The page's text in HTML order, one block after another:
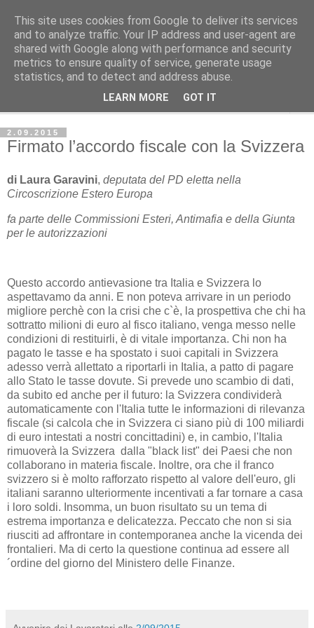
Avvenire dei Lavoratori
ECONOMIA
2.09.2015
Firmato l’accordo fiscale con la Svizzera
di Laura Garavini, deputata del PD eletta nella
Circoscrizione Estero Europa
fa parte delle Commissioni Esteri, Antimafia e della Giunta
per le autorizzazioni
Questo accordo antievasione tra Italia e Svizzera lo
aspettavamo da anni. E non poteva arrivare in un periodo
migliore perchè con la crisi che c`è, la prospettiva che chi ha
sottratto milioni di euro al fisco italiano, venga messo nelle
condizioni di restituirli, è di vitale importanza. Chi non ha
pagato le tasse e ha spostato i suoi capitali in Svizzera
adesso verrà allettato a riportarli in Italia, a patto di pagare
allo Stato le tasse dovute. Si prevede uno scambio di dati,
da subito ed anche per il futuro: la Svizzera condividerà
automaticamente con l'Italia tutte le informazioni di rilevanza
fiscale (si calcola che in Svizzera ci siano più di 100 miliardi
di euro intestati a nostri concittadini) e, in cambio, l'Italia
rimuoverà la Svizzera dalla "black list" dei Paesi che non
collaborano in materia fiscale. Inoltre, ora che il franco
svizzero si è molto rafforzato rispetto al valore dell'euro, gli
italiani saranno ulteriormente incentivati a far tornare a casa
i loro soldi. Insomma, un buon risultato su un tema di
estrema importanza e delicatezza. Peccato che non si sia
riusciti ad affrontare in contemporanea anche la vicenda dei
frontalieri. Ma di certo la questione continua ad essere all
´ordine del giorno del Ministero delle Finanze.
This site uses cookies from Google to deliver its services
and to analyze traffic. Your IP address and user-agent are
shared with Google along with performance and security
metrics to ensure quality of service, generate usage
statistics, and to detect and address abuse.
LEARN MORE GOT IT